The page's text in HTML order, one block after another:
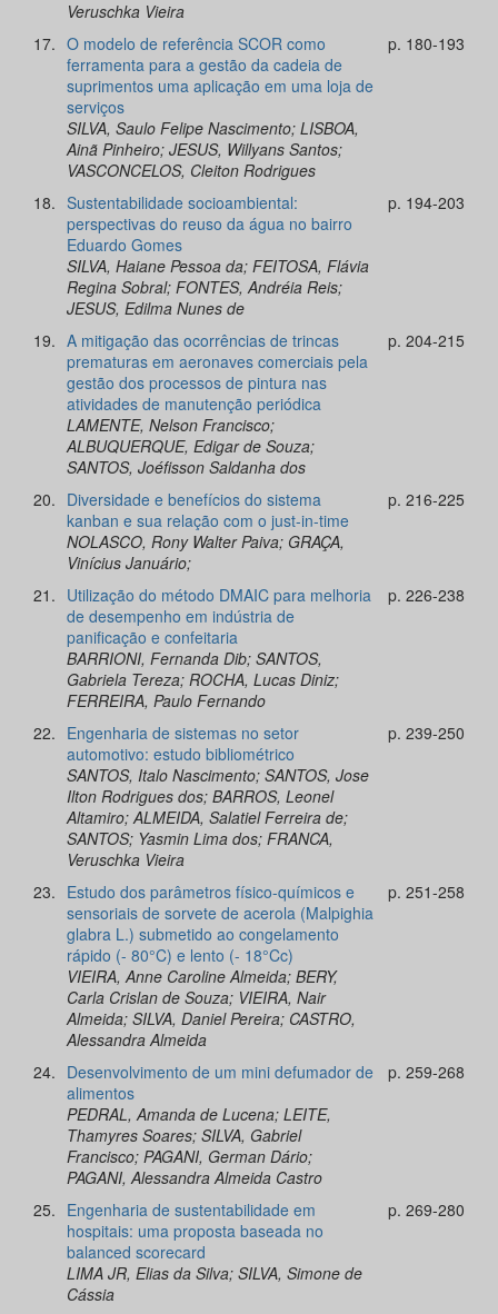
Veruschka Vieira
17. O modelo de referência SCOR como
ferramenta para a gestão da cadeia de
suprimentos uma aplicação em uma loja de
serviços
SILVA, Saulo Felipe Nascimento; LISBOA,
Ainã Pinheiro; JESUS, Willyans Santos;
VASCONCELOS, Cleiton Rodrigues
p. 180-193
18. Sustentabilidade socioambiental:
perspectivas do reuso da água no bairro
Eduardo Gomes
SILVA, Haiane Pessoa da; FEITOSA, Flávia
Regina Sobral; FONTES, Andréia Reis;
JESUS, Edilma Nunes de
p. 194-203
19. A mitigação das ocorrências de trincas
prematuras em aeronaves comerciais pela
gestão dos processos de pintura nas
atividades de manutenção periódica
LAMENTE, Nelson Francisco;
ALBUQUERQUE, Edigar de Souza;
SANTOS, Joéfisson Saldanha dos
p. 204-215
20. Diversidade e benefícios do sistema
kanban e sua relação com o just-in-time
NOLASCO, Rony Walter Paiva; GRAÇA,
Vinícius Januário;
p. 216-225
21. Utilização do método DMAIC para melhoria
de desempenho em indústria de
panificação e confeitaria
BARRIONI, Fernanda Dib; SANTOS,
Gabriela Tereza; ROCHA, Lucas Diniz;
FERREIRA, Paulo Fernando
p. 226-238
22. Engenharia de sistemas no setor
automotivo: estudo bibliométrico
SANTOS, Italo Nascimento; SANTOS, Jose
Ilton Rodrigues dos; BARROS, Leonel
Altamiro; ALMEIDA, Salatiel Ferreira de;
SANTOS; Yasmin Lima dos; FRANCA,
Veruschka Vieira
p. 239-250
23. Estudo dos parâmetros físico-químicos e
sensoriais de sorvete de acerola (Malpighia
glabra L.) submetido ao congelamento
rápido (- 80°C) e lento (- 18°Cc)
VIEIRA, Anne Caroline Almeida; BERY,
Carla Crislan de Souza; VIEIRA, Nair
Almeida; SILVA, Daniel Pereira; CASTRO,
Alessandra Almeida
p. 251-258
24. Desenvolvimento de um mini defumador de
alimentos
PEDRAL, Amanda de Lucena; LEITE,
Thamyres Soares; SILVA, Gabriel
Francisco; PAGANI, German Dário;
PAGANI, Alessandra Almeida Castro
p. 259-268
25. Engenharia de sustentabilidade em
hospitais: uma proposta baseada no
balanced scorecard
LIMA JR, Elias da Silva; SILVA, Simone de
Cássia
p. 269-280